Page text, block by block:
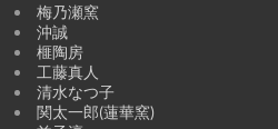
梅乃瀬窯
沖誠
榧陶房
工藤真人
清水なつ子
関太一郎(蓮華窯)